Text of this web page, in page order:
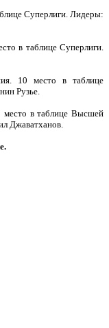
Суперлиги. Лидеры:
в таблице Суперлиги.
10 место в таблице
Рузье.
в таблице Высшей
Джаватханов.